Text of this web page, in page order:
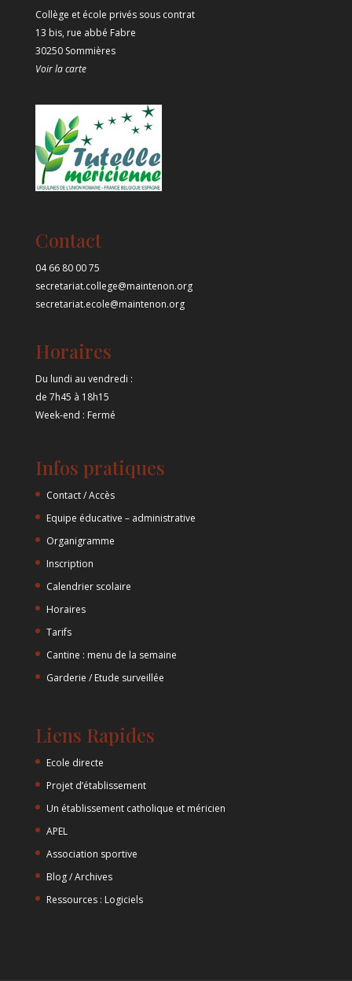
Collège et école privés sous contrat
13 bis, rue abbé Fabre
30250 Sommières
Voir la carte
Contact
04 66 80 00 75
secretariat.college@maintenon.org
secretariat.ecole@maintenon.org
Horaires
Du lundi au vendredi :
de 7h45 à 18h15
Week-end : Fermé
Infos pratiques
Contact / Accès
Equipe éducative – administrative
Organigramme
Inscription
Calendrier scolaire
Horaires
Tarifs
Cantine : menu de la semaine
Garderie / Etude surveillée
Liens Rapides
Ecole directe
Projet d’établissement
Un établissement catholique et méricien
APEL
Association sportive
Blog / Archives
Ressources : Logiciels